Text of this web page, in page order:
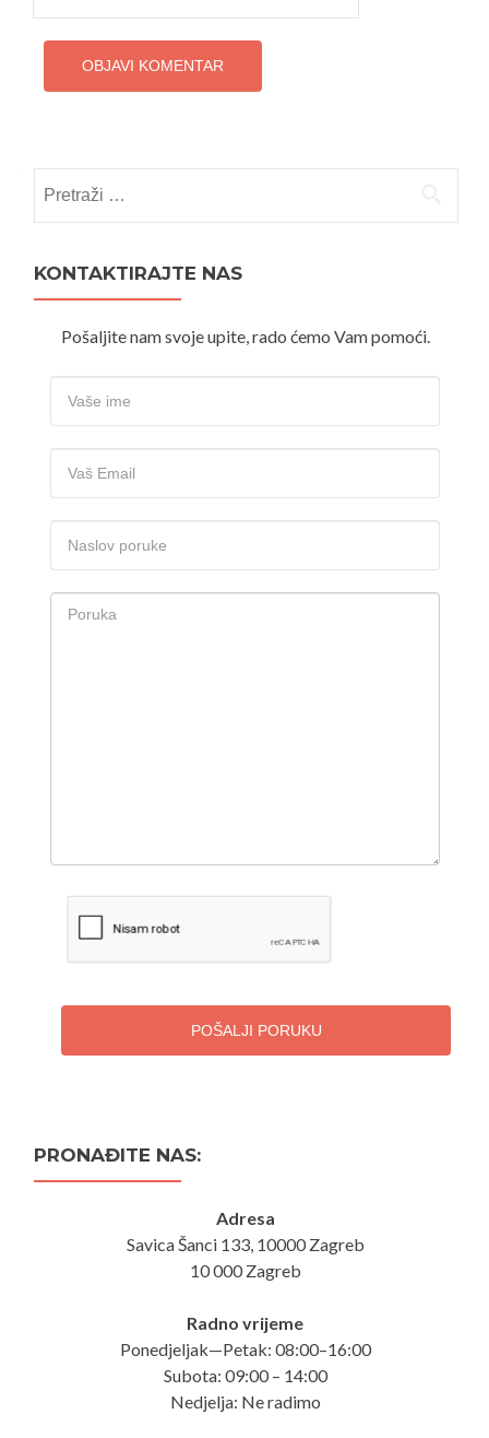
KONTAKTIRAJTE NAS
Pošaljite nam svoje upite, rado ćemo Vam pomoći.
POŠALJI PORUKU
PRONAĐITE NAS:
Adresa
Savica Šanci 133, 10000 Zagreb
10 000 Zagreb
Radno vrijeme
Ponedjeljak—Petak: 08:00–16:00
Subota: 09:00 – 14:00
Nedjelja: Ne radimo